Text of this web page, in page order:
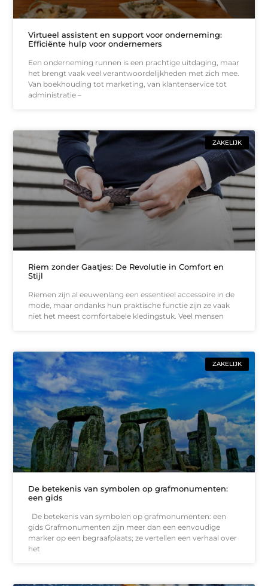
Virtueel assistent en support voor onderneming:
Efficiënte hulp voor ondernemers
Een onderneming runnen is een prachtige uitdaging, maar
het brengt vaak veel verantwoordelijkheden met zich mee.
Van boekhouding tot marketing, van klantenservice tot
administratie –
ZAKELIJK
Riem zonder Gaatjes: De Revolutie in Comfort en
Stijl
Riemen zijn al eeuwenlang een essentieel accessoire in de
mode, maar ondanks hun praktische functie zijn ze vaak
niet het meest comfortabele kledingstuk. Veel mensen
ZAKELIJK
De betekenis van symbolen op grafmonumenten:
een gids
De betekenis van symbolen op grafmonumenten: een
gids Grafmonumenten zijn meer dan een eenvoudige
marker op een begraafplaats; ze vertellen een verhaal over
het